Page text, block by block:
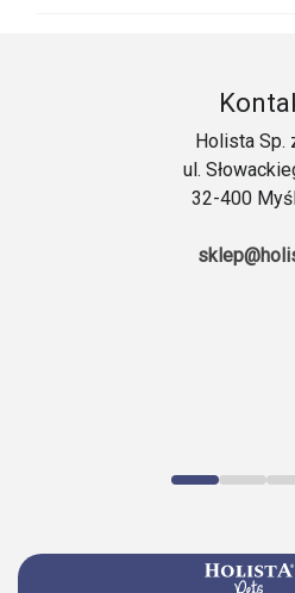
Holista Sp.
ul.
32-400